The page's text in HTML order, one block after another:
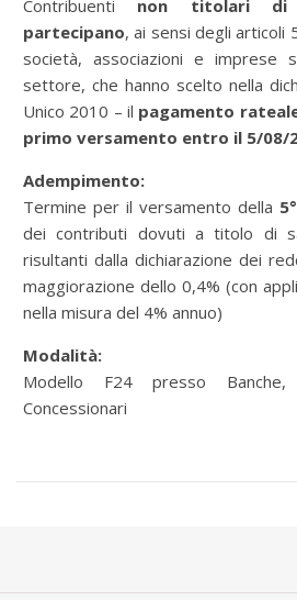
Contribuenti non titolari
partecipano, ai sensi degli articoli
società, associazioni e imprese
settore, che hanno scelto nella
Unico 2010 – il pagamento
primo versamento entro il 5/08/
Adempimento:
Termine per il versamento della
dei contributi dovuti a titolo di
risultanti dalla dichiarazione dei
maggiorazione dello 0,4% (con
nella misura del 4% annuo)
Modalità:
Modello F24 presso
Concessionari